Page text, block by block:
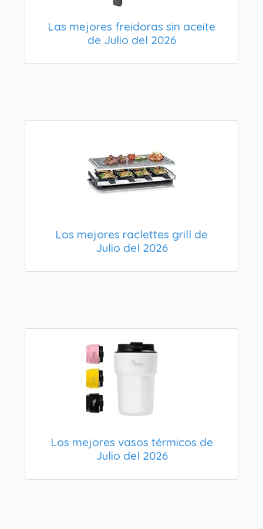
Las mejores freidoras sin aceite
de Julio del 2026
Los mejores raclettes grill de
Julio del 2026
Los mejores vasos térmicos de
Julio del 2026